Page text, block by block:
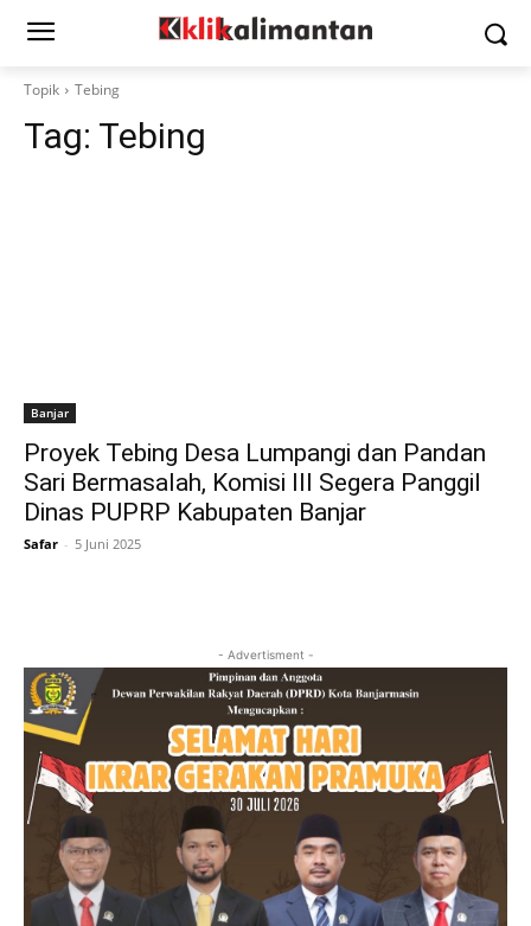
Topik Tebing
Tag: Tebing
Banjar
Proyek Tebing Desa Lumpangi dan Pandan
Sari Bermasalah, Komisi III Segera Panggil
Dinas PUPRP Kabupaten Banjar
Safar - 5 Juni 2025
- Advertisment -